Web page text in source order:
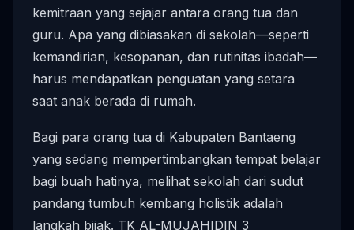
kemitraan yang sejajar antara orang tua dan
guru. Apa yang dibiasakan di sekolah—seperti
kemandirian, kesopanan, dan rutinitas ibadah—
harus mendapatkan penguatan yang setara
saat anak berada di rumah.
Bagi para orang tua di Kabupaten Bantaeng
yang sedang mempertimbangkan tempat belajar
bagi buah hatinya, melihat sekolah dari sudut
pandang tumbuh kembang holistik adalah
langkah bijak. TK AL-MUJAHIDIN 3